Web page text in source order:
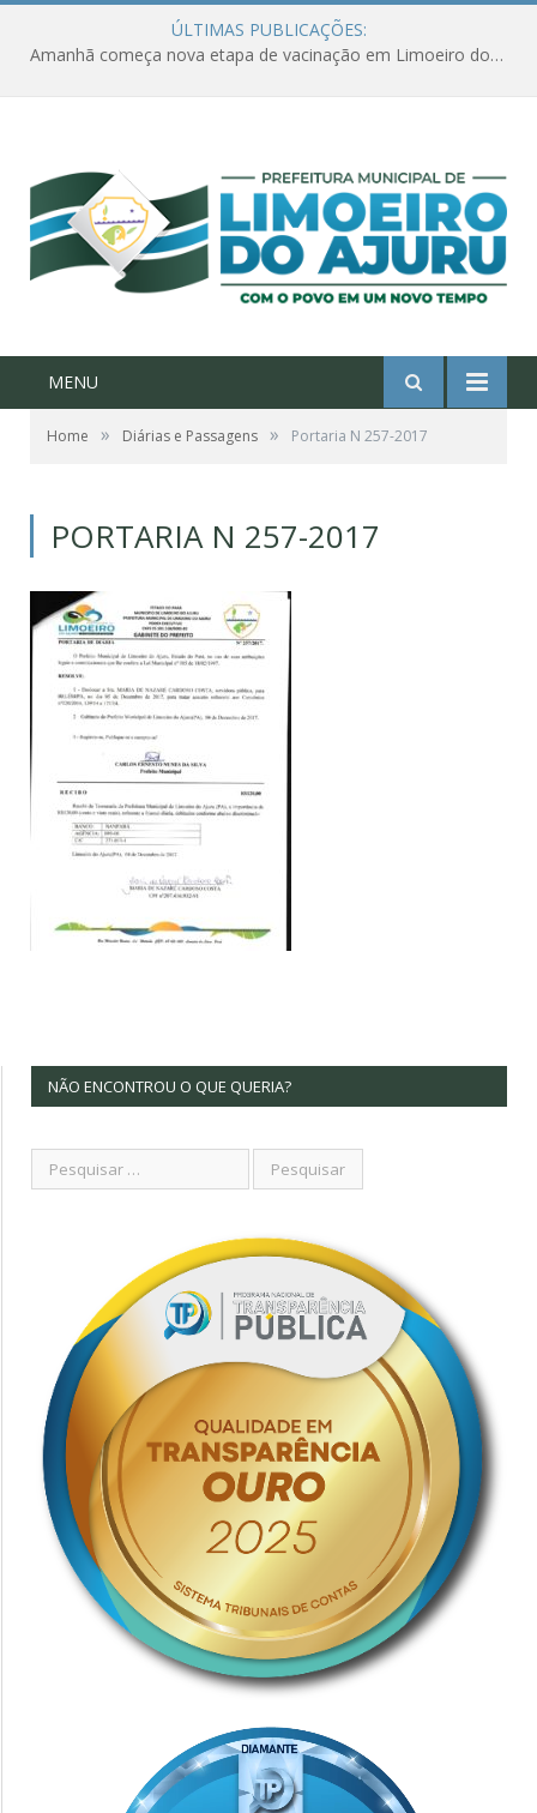
ÚLTIMAS PUBLICAÇÕES:
Amanhã começa nova etapa de vacinação em Limoeiro do Ajuru para idosos com 65 ou mais
MENU
Home » Diárias e Passagens » Portaria N 257-2017
PORTARIA N 257-2017
NÃO ENCONTROU O QUE QUERIA?